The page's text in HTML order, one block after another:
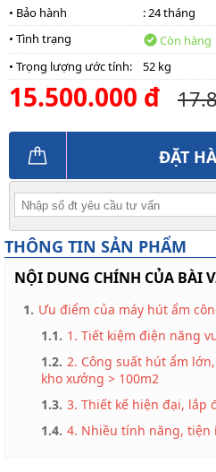
• Bảo hành
: 24 tháng
• Tình trạng
Còn hàng
• Trọng lượng ước tính:
52 kg
15.500.000 đ
ĐẶT
THÔNG TIN SẢN PHẨM
NỘI DUNG CHÍNH CỦA BÀI
1. Ưu điểm của máy hút ẩm
1.1. 1. Tiết kiệm điện năng
1.2. 2. Công suất hút ẩm
kho xưởng > 100m2
1.3. 3. Thiết kế hiện đại, lắp
1.4. 4. Nhiều tính năng, tiện